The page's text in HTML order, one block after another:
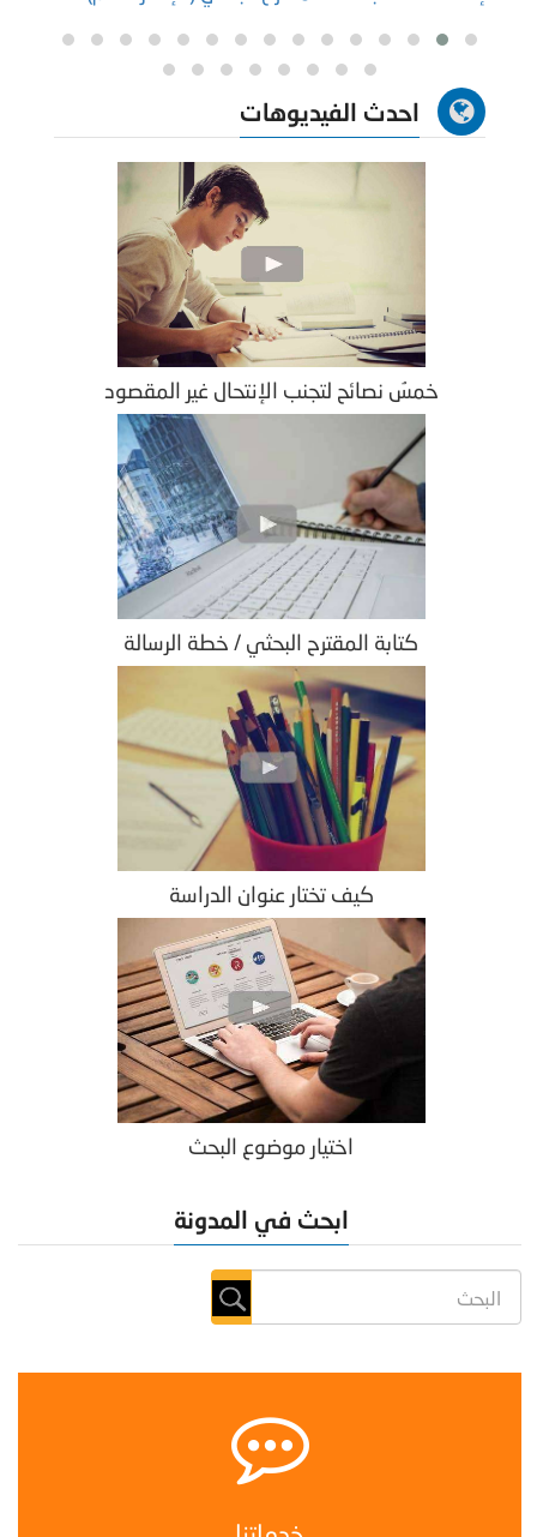
احدث الفيديوهات
خمسُ نصائح لتجنب الإنتحال غير المقصود
كتابة المقترح البحثي / خطة الرسالة
كيف تختار عنوان الدراسة
اختيار موضوع البحث
ابحث في المدونة